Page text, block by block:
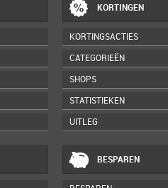
KORTINGEN
KORTINGSACTIES
CATEGORIEËN
SHOPS
STATISTIEKEN
UITLEG
BESPAREN